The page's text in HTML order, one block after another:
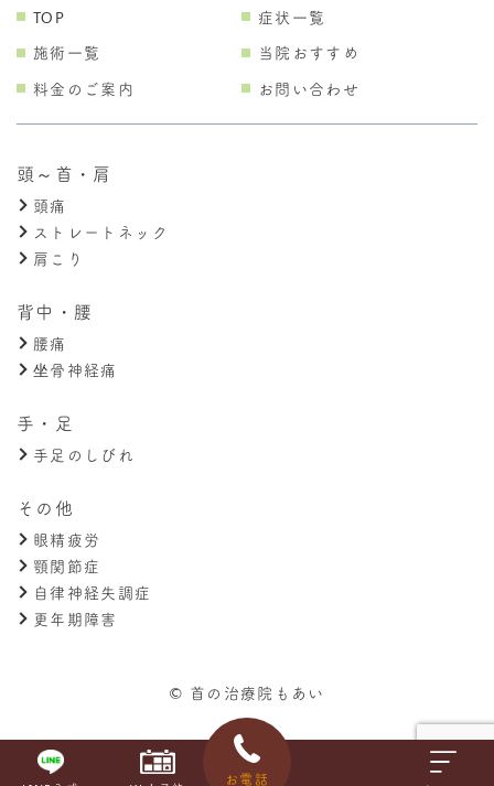
お電話
TOP
症状一覧
施術一覧
当院おすすめ
料金のご案内
お問い合わせ
頭～首・肩
頭痛
ストレートネック
肩こり
背中・腰
腰痛
坐骨神経痛
手・足
手足のしびれ
その他
眼精疲労
顎関節症
自律神経失調症
更年期障害
© 首の治療院もあい